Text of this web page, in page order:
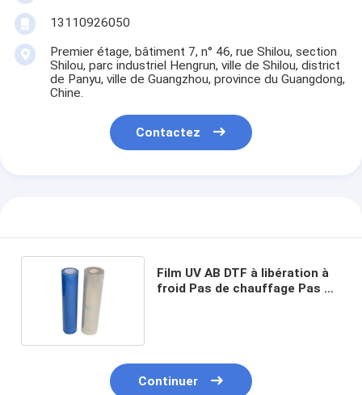
13110926050
Premier étage, bâtiment 7, n° 46, rue Shilou, section
Shilou, parc industriel Hengrun, ville de Shilou, district
de Panyu, ville de Guangzhou, province du Guangdong,
Chine.
Contactez
Film UV AB DTF à libération à
froid Pas de chauffage Pas de
Continuer